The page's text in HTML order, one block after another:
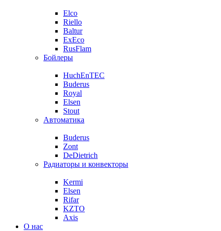
Elco
Riello
Baltur
ExEco
RusFlam
Бойлеры
HuchEnTEC
Buderus
Royal
Elsen
Stout
Автоматика
Buderus
Zont
DeDietrich
Радиаторы и конвекторы
Kermi
Elsen
Rifar
KZTO
Axis
О нас